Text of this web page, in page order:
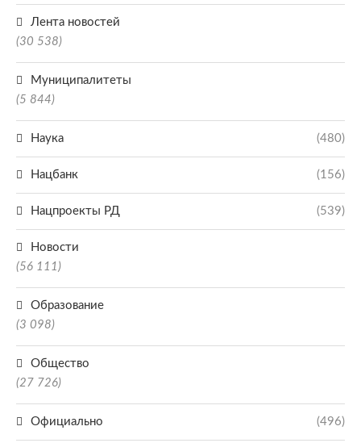
Лента новостей
(30 538)
Муниципалитеты
(5 844)
Наука (480)
Нацбанк (156)
Нацпроекты РД (539)
Новости
(56 111)
Образование
(3 098)
Общество
(27 726)
Официально (496)